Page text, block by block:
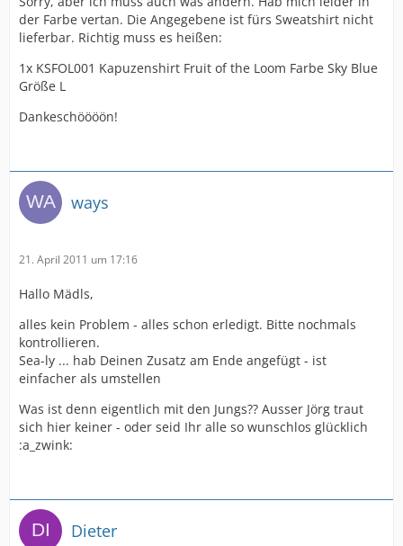
der Farbe vertan. Die Angegebene ist fürs Sweatshirt nicht
lieferbar. Richtig muss es heißen:
1x KSFOL001 Kapuzenshirt Fruit of the Loom Farbe Sky Blue
Größe L
Dankeschöööön!
ways
21. April 2011 um 17:16
Hallo Mädls,
alles kein Problem - alles schon erledigt. Bitte nochmals
kontrollieren.
Sea-ly ... hab Deinen Zusatz am Ende angefügt - ist
einfacher als umstellen
Was ist denn eigentlich mit den Jungs?? Ausser Jörg traut
sich hier keiner - oder seid Ihr alle so wunschlos glücklich
:a_zwink:
Dieter